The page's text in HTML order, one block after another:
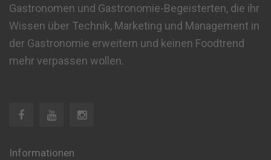
Gastronomen und Gastronomie-Begeisterten, die ihr
Wissen über Technik, Marketing und Management in
der Gastronomie erweitern und keinen Foodtrend
mehr verpassen wollen.
Informationen